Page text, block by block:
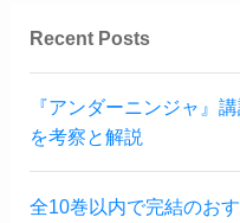
Recent Posts
『アンダーニンジャ』
を考察と解説
全10巻以内で完結のお